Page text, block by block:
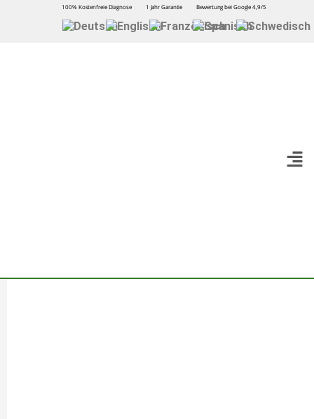
100% Kostenfreie Diagnose 1 Jahr Garantie Bewertung bei Google 4,9/5